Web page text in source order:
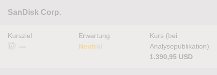
SanDisk Corp.
Kursziel
—
Erwartung
Neutral
Kurs (bei
Analysepublikation)
1.390,95 USD